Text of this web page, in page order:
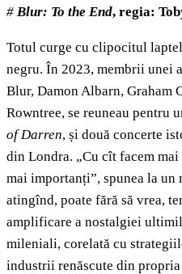
# Blur: To the End, regia:
Totul curge cu clipocitul
negru. În 2023, membrii unei
Blur, Damon Albarn, Graham
Rowntree, se reuneau pentru
of Darren, și două concerte
din Londra. „Cu cît facem
mai importanți”, spunea la
atingînd, poate fără să vrea,
amplificare a nostalgiei
mileniali, corelată cu
industrii renăscute din